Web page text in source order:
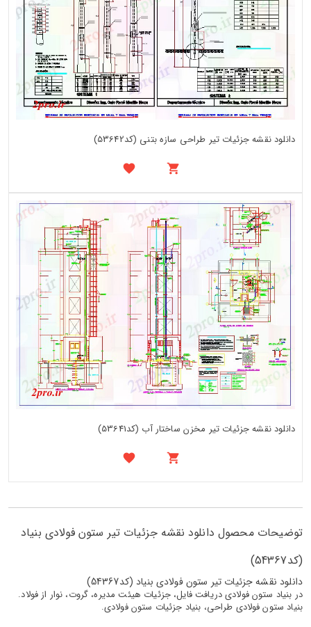
دانلود نقشه جزئیات تیر طراحی سازه بتنی (کد53642)
دانلود نقشه جزئیات تیر مخزن ساختار آب (کد53641)
توضیحات محصول دانلود نقشه جزئیات تیر ستون فولادی بنیاد
(کد54367)
دانلود نقشه جزئیات تیر ستون فولادی بنیاد (کد54367)
در بنیاد ستون فولادی دریافت فایل، جزئیات هیئت مدیره، گروت، نوار از فولاد.
بنیاد ستون فولادی طراحی، بنیاد جزئیات ستون فولادی.